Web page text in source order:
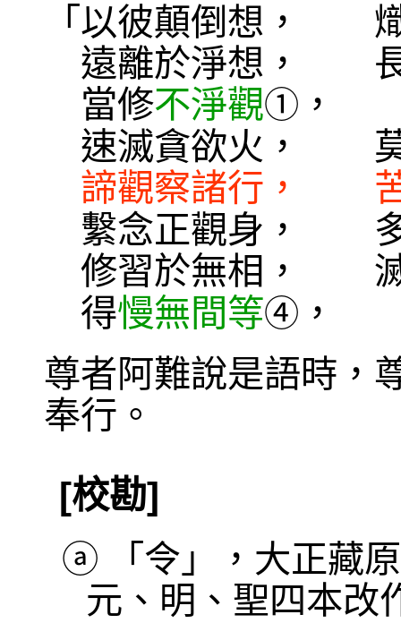
「以彼顛倒想，
遠離於淨想， 長
當修不淨觀① ，
速滅貪欲火， 莫
諦觀察諸行， 苦
繫念正觀身， 多
修習於無相，
得慢無間等④ ，
尊者阿難說是語時，
奉行。
[校勘]
ⓐ
「令」，大正藏
元、明、聖四本改